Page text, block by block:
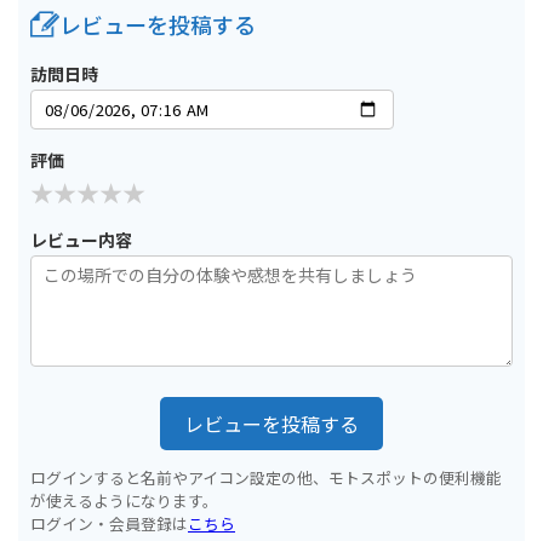
レビューを投稿する
訪問日時
評価
レビュー内容
レビューを投稿する
ログインすると名前やアイコン設定の他、モトスポットの便利機能
が使えるようになります。
ログイン・会員登録はこちら